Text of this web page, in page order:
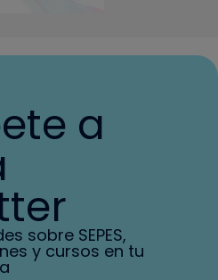
a
sobre SEPES,
y cursos en tu